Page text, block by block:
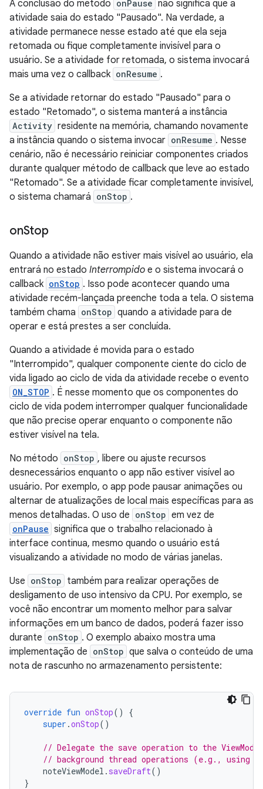
A conclusão do método onPause não significa que a
atividade saia do estado "Pausado". Na verdade, a
atividade permanece nesse estado até que ela seja
retomada ou fique completamente invisível para o
usuário. Se a atividade for retomada, o sistema invocará
mais uma vez o callback onResume .
Se a atividade retornar do estado "Pausado" para o
estado "Retomado", o sistema manterá a instância
Activity residente na memória, chamando novamente
a instância quando o sistema invocar onResume . Nesse
cenário, não é necessário reiniciar componentes criados
durante qualquer método de callback que leve ao estado
"Retomado". Se a atividade ficar completamente invisível,
o sistema chamará onStop .
onStop
Quando a atividade não estiver mais visível ao usuário, ela
entrará no estado Interrompido e o sistema invocará o
callback onStop . Isso pode acontecer quando uma
atividade recém-lançada preenche toda a tela. O sistema
também chama onStop quando a atividade para de
operar e está prestes a ser concluída.
Quando a atividade é movida para o estado
"Interrompido", qualquer componente ciente do ciclo de
vida ligado ao ciclo de vida da atividade recebe o evento
ON_STOP . É nesse momento que os componentes do
ciclo de vida podem interromper qualquer funcionalidade
que não precise operar enquanto o componente não
estiver visível na tela.
No método onStop , libere ou ajuste recursos
desnecessários enquanto o app não estiver visível ao
usuário. Por exemplo, o app pode pausar animações ou
alternar de atualizações de local mais específicas para as
menos detalhadas. O uso de onStop em vez de
onPause significa que o trabalho relacionado à
interface continua, mesmo quando o usuário está
visualizando a atividade no modo de várias janelas.
Use onStop também para realizar operações de
desligamento de uso intensivo da CPU. Por exemplo, se
você não encontrar um momento melhor para salvar
informações em um banco de dados, poderá fazer isso
durante onStop . O exemplo abaixo mostra uma
implementação de onStop que salva o conteúdo de uma
nota de rascunho no armazenamento persistente:
override fun onStop()
{
super .onStop()
// Delegate the save operation to the
// background thread operations (e.g., using
noteViewModel . saveDraft()
}